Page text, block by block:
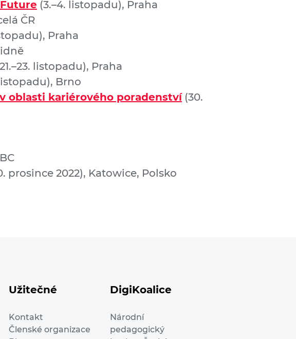
(3.–4. listopadu), Praha
ČR
Praha
listopadu), Praha
Brno
oblasti kariérového poradenství(30.
prosince 2022), Katowice, Polsko
Užitečné
Kontakt
Členské organizace
DigiKoalice
Národní
pedagogický